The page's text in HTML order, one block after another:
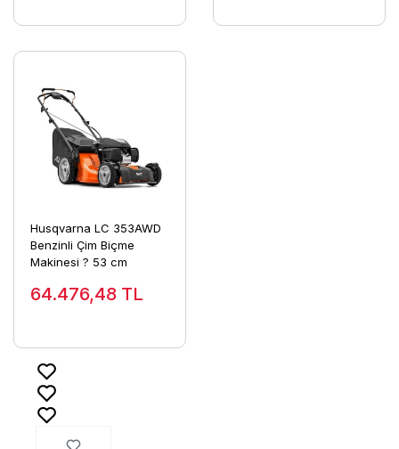
Husqvarna LC 353AWD
Benzinli Çim Biçme
Makinesi ? 53 cm
64.476,48 TL